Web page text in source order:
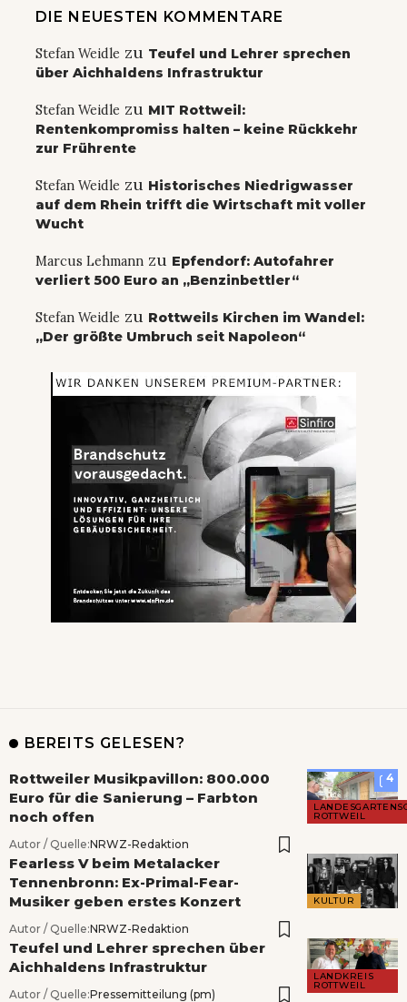
DIE NEUESTEN KOMMENTARE
Stefan Weidle zu Teufel und Lehrer sprechen
über Aichhaldens Infrastruktur
Stefan Weidle zu MIT Rottweil:
Rentenkompromiss halten – keine Rückkehr
zur Frührente
Stefan Weidle zu Historisches Niedrigwasser
auf dem Rhein trifft die Wirtschaft mit voller
Wucht
Marcus Lehmann zu Epfendorf: Autofahrer
verliert 500 Euro an „Benzinbettler“
Stefan Weidle zu Rottweils Kirchen im Wandel:
„Der größte Umbruch seit Napoleon“
BEREITS GELESEN?
4
ROTTWEIL
Rottweiler Musikpavillon: 800.000
Euro für die Sanierung – Farbton
noch offen
Autor / Quelle:NRWZ-Redaktion
KULTUR
Fearless V beim Metalacker
Tennenbronn: Ex-Primal-Fear-
Musiker geben erstes Konzert
Autor / Quelle:NRWZ-Redaktion
LANDKREIS
ROTTWEIL
Teufel und Lehrer sprechen über
Aichhaldens Infrastruktur
Autor / Quelle:Pressemitteilung (pm)